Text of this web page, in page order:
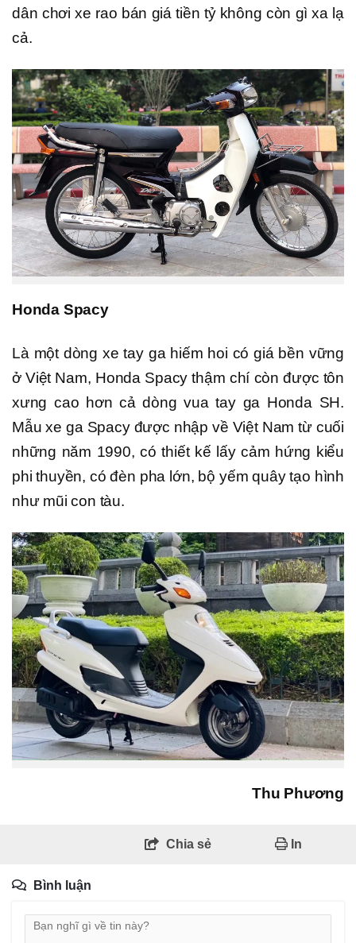
dân chơi xe rao bán giá tiền tỷ không còn gì xa lạ
cả.
Honda Spacy
Là một dòng xe tay ga hiếm hoi có giá bền vững
ở Việt Nam, Honda Spacy thậm chí còn được tôn
xưng cao hơn cả dòng vua tay ga Honda SH.
Mẫu xe ga Spacy được nhập về Việt Nam từ cuối
những năm 1990, có thiết kế lấy cảm hứng kiểu
phi thuyền, có đèn pha lớn, bộ yếm quây tạo hình
như mũi con tàu.
Thu Phương
Chia sẻ In
Bình luận